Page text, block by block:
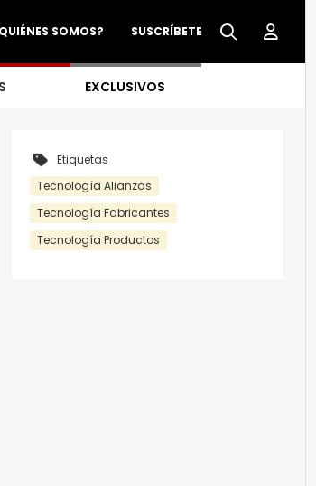
SUSCRÍBETE
SOMOS?
EXCLUSIVOS
Etiquetas
Tecnología Alianzas
Tecnología Fabricantes
Tecnología Productos